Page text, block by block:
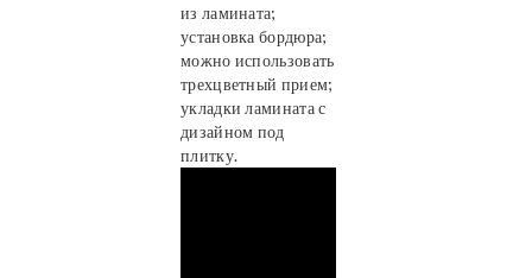
из ламината;
установка бордюра;
можно использовать
трехцветный прием;
укладки ламината с
дизайном под
плитку.